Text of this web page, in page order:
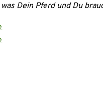
Dein Pferd und Du